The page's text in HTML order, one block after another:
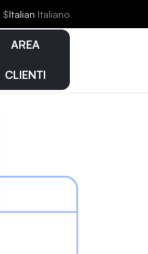
$Italian Italiano
AREA
CLIENTI